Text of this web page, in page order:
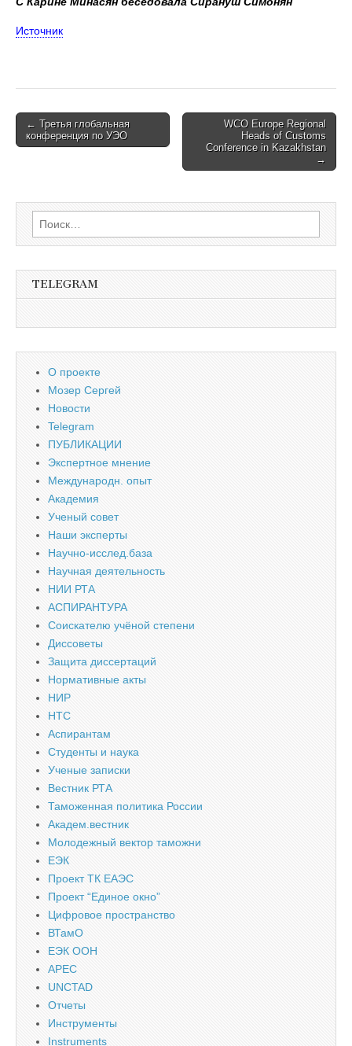
Источник
Post
navigation
← Третья глобальная
конференция по УЭО
WCO Europe Regional
Heads of Customs
Conference in Kazakhstan
→
Найти:
TELEGRAM
О проекте
Мозер Сергей
Новости
Telegram
ПУБЛИКАЦИИ
Экспертное мнение
Международн. опыт
Академия
Ученый совет
Наши эксперты
Научно-исслед.база
Научная деятельность
НИИ РТА
АСПИРАНТУРА
Соискателю учёной степени
Диссоветы
Защита диссертаций
Нормативные акты
НИР
НТС
Аспирантам
Студенты и наука
Ученые записки
Вестник РТА
Таможенная политика России
Академ.вестник
Молодежный вектор таможни
ЕЭК
Проект ТК ЕАЭС
Проект “Единое окно”
Цифровое пространство
ВТамО
ЕЭК ООН
APEC
UNCTAD
Отчеты
Инструменты
Instruments